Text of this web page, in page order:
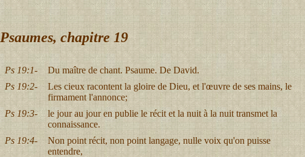
Psaumes, chapitre 19
Ps 19:1-
Du maître de chant. Psaume. De David.
Ps 19:2-
Les cieux racontent la gloire de Dieu, et l'œuvre de ses mains, le
firmament l'annonce;
Ps 19:3-
le jour au jour en publie le récit et la nuit à la nuit transmet la
connaissance.
Ps 19:4-
Non point récit, non point langage, nulle voix qu'on puisse
entendre,